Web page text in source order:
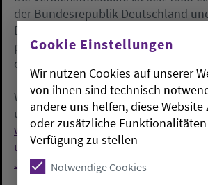
der Bundesrepublik Deutschland
Bundesverdienstkreuz für besondere
politischem, wirtschaftlichem,
oder ehrenamtlichem Gebiet
Weitere Informationen finden Sie
unter:
www.bundespraesident.de/
und-Termine/1108/110826-
Jugendliche.html.
Cookie Einstellungen
Wir nutzen Cookies auf unserer
von ihnen sind technisch
andere uns helfen, diese Website
oder zusätzliche
Verfügung zu stellen
Notwendige Cookies